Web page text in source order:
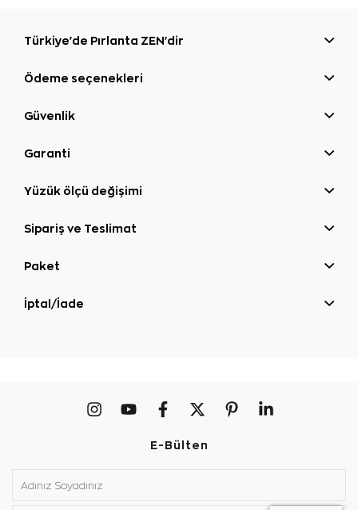
Türkiye'de Pırlanta ZEN'dir
Ödeme seçenekleri
Güvenlik
Garanti
Yüzük ölçü değişimi
Sipariş ve Teslimat
Paket
İptal/İade
E-Bülten